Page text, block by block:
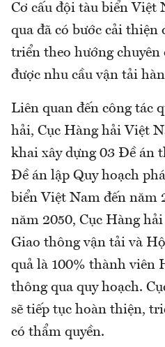
Cơ cấu đội tàu biển
qua đã có bước cải thiện
triển theo hướng chuyên
được nhu cầu vận tải
Liên quan đến công tác
hải, Cục Hàng hải Việt
khai xây dựng 03 Đề án
Đề án lập Quy hoạch
biển Việt Nam đến năm
năm 2050, Cục Hàng
Giao thông vận tải và
quả là 100% thành viên
thông qua quy hoạch.
sẽ tiếp tục hoàn thiện,
có thẩm quyền.